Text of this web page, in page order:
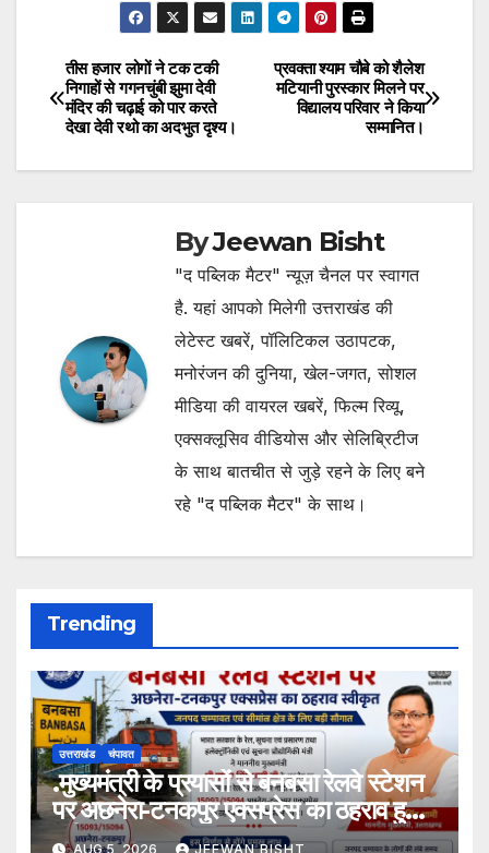
Post
navigation
प्रवक्ता श्याम चौबे को शैलेश
मटियानी पुरस्कार मिलने पर
विद्यालय परिवार ने किया
सम्मानित।
तीस हजार लोगों ने टक टकी
निगाहों से गगनचुंबी झुमा देवी
मंदिर की चढ़ाई को पार करते
देखा देवी रथो का अदभुत दृश्य।
ByJeewan Bisht
"द पब्लिक मैटर" न्यूज़ चैनल पर स्वागत
है. यहां आपको मिलेगी उत्तराखंड की
लेटेस्ट खबरें, पॉलिटिकल उठापटक,
मनोरंजन की दुनिया, खेल-जगत, सोशल
मीडिया की वायरल खबरें, फिल्म रिव्यू,
एक्सक्लूसिव वीडियोस और सेलिब्रिटीज
के साथ बातचीत से जुड़े रहने के लिए बने
रहे "द पब्लिक मैटर" के साथ।
Trending
उत्तराखंड चंपावत
.मुख्यमंत्री के प्रयासों से बनबसा रेलवे स्टेशन
पर अछनेरा-टनकपुर एक्सप्रेस का ठहराव हुआ
स्वीकृत
AUG 5, 2026 JEEWAN BISHT